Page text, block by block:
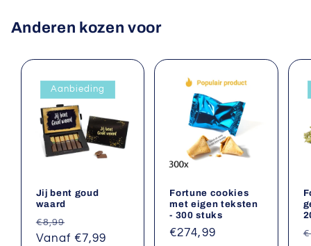
Anderen kozen voor
Aanbieding
Jij bent goud
waard
Normale
prijs
€8,99
Vanaf €7,99
Fortune cookies
met eigen teksten
- 300 stuks
Normale
€274,99